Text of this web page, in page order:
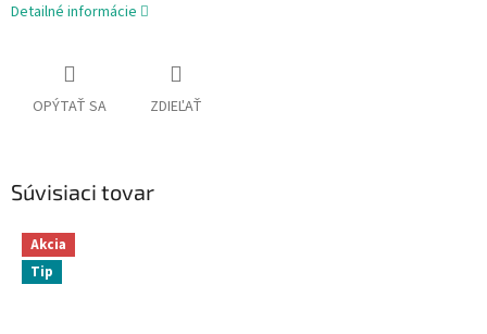
Detailné informácie
OPÝTAŤ SA ZDIEĽAŤ
Súvisiaci tovar
Akcia
Tip